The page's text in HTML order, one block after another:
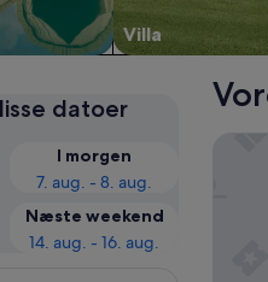
Villa
datoer
I morgen
7. aug. - 8. aug.
Næste weekend
14. aug. - 16. aug.